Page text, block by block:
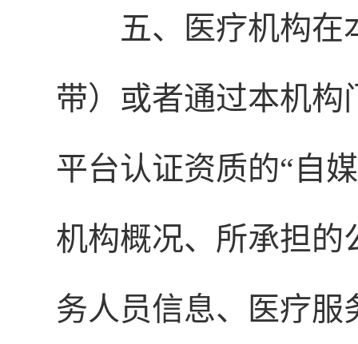
五、医疗机构在
带）或者通过本机
平台认证资质的“自
机构概况、所承担的
务人员信息、医疗